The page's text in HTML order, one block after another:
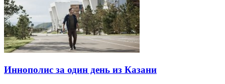
Иннополис за один день из Казани